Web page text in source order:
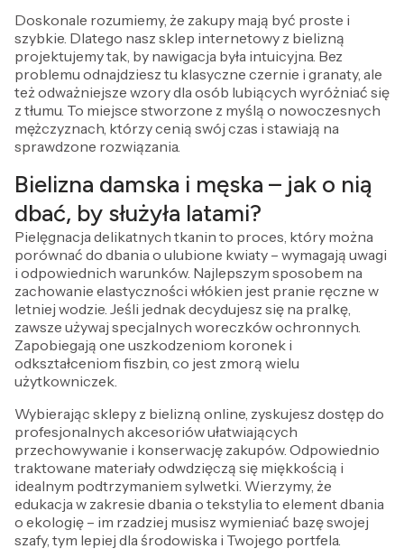
Doskonale rozumiemy, że zakupy mają być proste i
szybkie. Dlatego nasz sklep internetowy z bielizną
projektujemy tak, by nawigacja była intuicyjna. Bez
problemu odnajdziesz tu klasyczne czernie i granaty, ale
też odważniejsze wzory dla osób lubiących wyróżniać się
z tłumu. To miejsce stworzone z myślą o nowoczesnych
mężczyznach, którzy cenią swój czas i stawiają na
sprawdzone rozwiązania.
Bielizna damska i męska – jak o nią
dbać, by służyła latami?
Pielęgnacja delikatnych tkanin to proces, który można
porównać do dbania o ulubione kwiaty – wymagają uwagi
i odpowiednich warunków. Najlepszym sposobem na
zachowanie elastyczności włókien jest pranie ręczne w
letniej wodzie. Jeśli jednak decydujesz się na pralkę,
zawsze używaj specjalnych woreczków ochronnych.
Zapobiegają one uszkodzeniom koronek i
odkształceniom fiszbin, co jest zmorą wielu
użytkowniczek.
Wybierając sklepy z bielizną online, zyskujesz dostęp do
profesjonalnych akcesoriów ułatwiających
przechowywanie i konserwację zakupów. Odpowiednio
traktowane materiały odwdzięczą się miękkością i
idealnym podtrzymaniem sylwetki. Wierzymy, że
edukacja w zakresie dbania o tekstylia to element dbania
o ekologię – im rzadziej musisz wymieniać bazę swojej
szafy, tym lepiej dla środowiska i Twojego portfela.